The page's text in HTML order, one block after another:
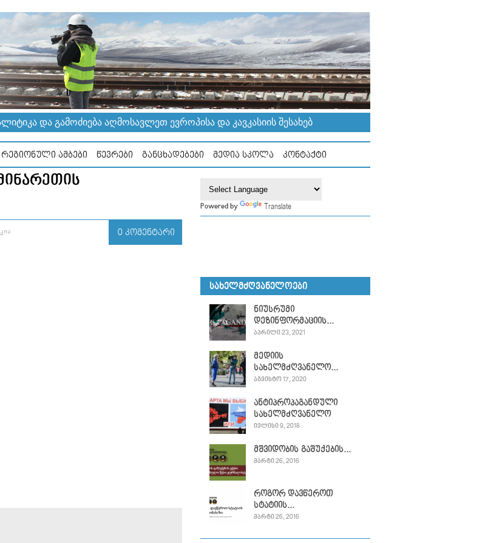
ᲓᲐ ᲒᲐᲛᲝᲫᲘᲔᲑᲐ ᲐᲦᲛᲝᲡᲐᲕᲚᲔᲗ ᲔᲕᲠᲝᲞᲘᲡᲐ ᲓᲐ ᲙᲐᲕᲙᲐᲡᲘᲘᲡ ᲨᲔᲡᲐᲮᲔᲑ
ᲠᲔᲒᲘᲝᲜᲣᲚᲘ ᲐᲛᲑᲔᲑᲘ ᲬᲔᲕᲠᲔᲑᲘ ᲒᲐᲜᲪᲮᲐᲓᲔᲑᲔᲑᲘ ᲛᲔᲓᲘᲐ ᲡᲙᲝᲚᲐ ᲙᲝᲜᲢᲐᲥᲢᲘ
0 ᲙᲝᲛᲔᲜᲢᲐᲠᲘ
Powered by Translate
ᲡᲐᲮᲔᲚᲛᲫᲦᲕᲐᲜᲔᲚᲝᲔᲑᲘ
ნიუსრუმი
დეზინფორმაციის...
ᲐᲞᲠᲘᲚᲘ 23, 2021
მედიის
სახელმძღვანელო...
ᲐᲒᲕᲘᲡᲢᲝ 17, 2020
ანტიპროპაგანდული
სახელმძღვანელო
ᲘᲕᲚᲘᲡᲘ 9, 2018
მშვიდობის გაშუქების...
ᲛᲐᲠᲢᲘ 26, 2016
როგორ დავწეროთ
სტატიის...
ᲛᲐᲠᲢᲘ 26, 2016